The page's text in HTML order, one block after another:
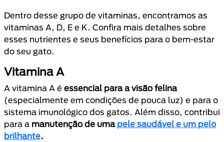
Dentro desse grupo de vitaminas, encontramos as
vitaminas A, D, E e K. Confira mais detalhes sobre
esses nutrientes e seus benefícios para o bem-estar
do seu gato.
Vitamina A
A vitamina A é essencial para a visão felina
(especialmente em condições de pouca luz) e para o
sistema imunológico dos gatos. Além disso, contribui
para a manutenção de uma pele saudável e um pelo
brilhante.